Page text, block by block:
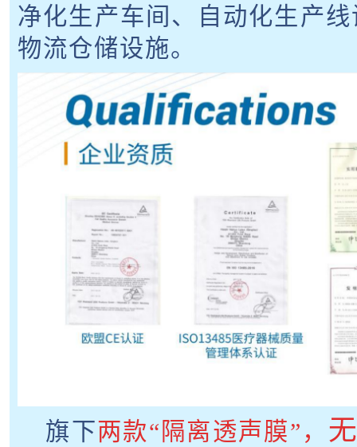
净化生产车间、自动化生产
物流仓储设施。
旗下两款“隔离透声膜”，